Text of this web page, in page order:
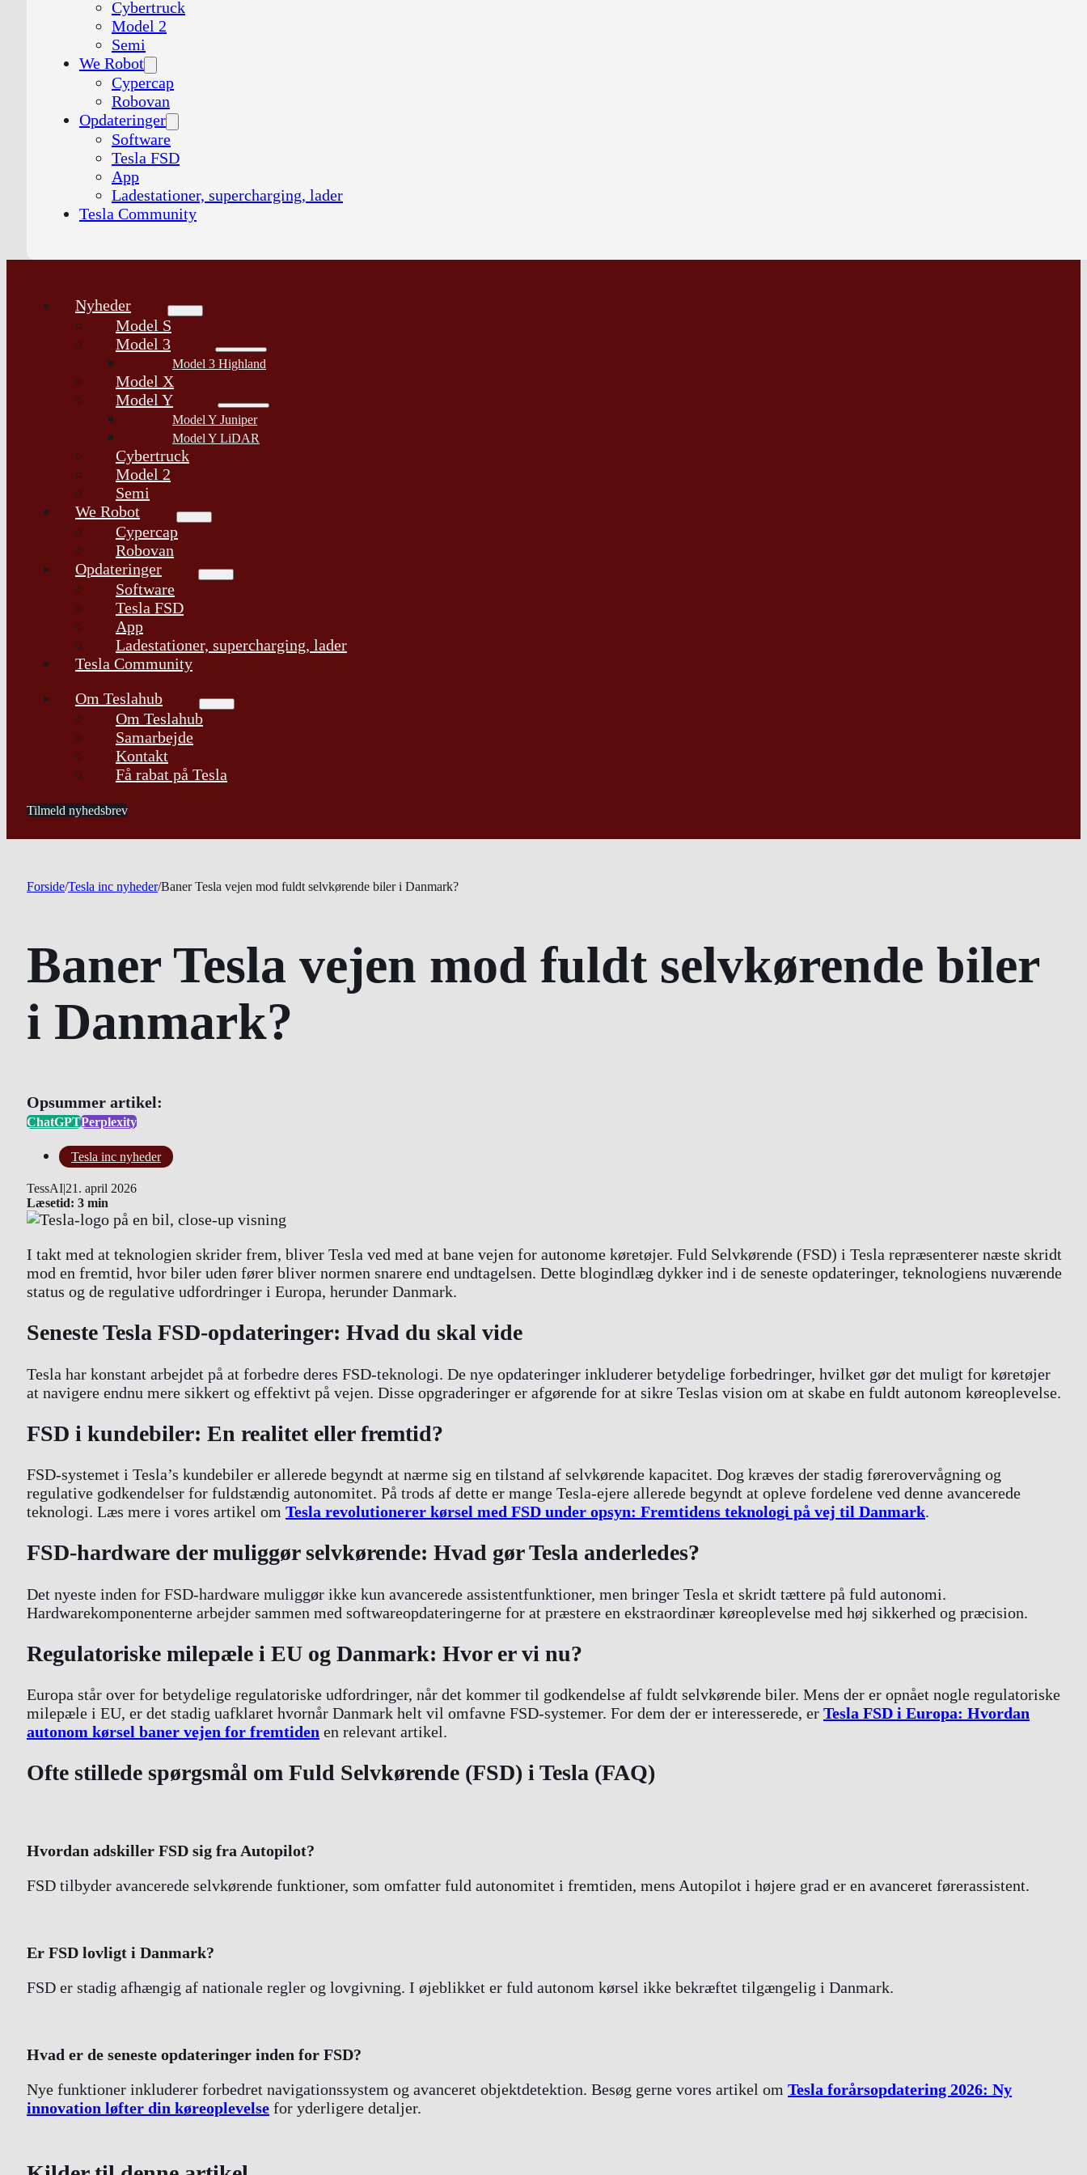
Cybertruck
Model 2
Semi
We Robot
Cypercap
Robovan
Opdateringer
Software
Tesla FSD
App
Ladestationer, supercharging, lader
Tesla Community
Nyheder
Model S
Model 3
Model 3 Highland
Model X
Model Y
Model Y Juniper
Model Y LiDAR
Cybertruck
Model 2
Semi
We Robot
Cypercap
Robovan
Opdateringer
Software
Tesla FSD
App
Ladestationer, supercharging, lader
Tesla Community
Om Teslahub
Om Teslahub
Samarbejde
Kontakt
Få rabat på Tesla
Tilmeld nyhedsbrev
Forside/Tesla inc nyheder/Baner Tesla vejen mod fuldt selvkørende biler i Danmark?
Baner Tesla vejen mod fuldt selvkørende biler
i Danmark?
Opsummer artikel:
ChatGPTPerplexity
Tesla inc nyheder
TessAI|21. april 2026
Læsetid: 3 min
I takt med at teknologien skrider frem, bliver Tesla ved med at bane vejen for autonome køretøjer. Fuld Selvkørende (FSD) i Tesla repræsenterer næste skridt
mod en fremtid, hvor biler uden fører bliver normen snarere end undtagelsen. Dette blogindlæg dykker ind i de seneste opdateringer, teknologiens nuværende
status og de regulative udfordringer i Europa, herunder Danmark.
Seneste Tesla FSD-opdateringer: Hvad du skal vide
Tesla har konstant arbejdet på at forbedre deres FSD-teknologi. De nye opdateringer inkluderer betydelige forbedringer, hvilket gør det muligt for køretøjer
at navigere endnu mere sikkert og effektivt på vejen. Disse opgraderinger er afgørende for at sikre Teslas vision om at skabe en fuldt autonom køreoplevelse.
FSD i kundebiler: En realitet eller fremtid?
FSD-systemet i Tesla’s kundebiler er allerede begyndt at nærme sig en tilstand af selvkørende kapacitet. Dog kræves der stadig førerovervågning og
regulative godkendelser for fuldstændig autonomitet. På trods af dette er mange Tesla-ejere allerede begyndt at opleve fordelene ved denne avancerede
teknologi. Læs mere i vores artikel om Tesla revolutionerer kørsel med FSD under opsyn: Fremtidens teknologi på vej til Danmark.
FSD-hardware der muliggør selvkørende: Hvad gør Tesla anderledes?
Det nyeste inden for FSD-hardware muliggør ikke kun avancerede assistentfunktioner, men bringer Tesla et skridt tættere på fuld autonomi.
Hardwarekomponenterne arbejder sammen med softwareopdateringerne for at præstere en ekstraordinær køreoplevelse med høj sikkerhed og præcision.
Regulatoriske milepæle i EU og Danmark: Hvor er vi nu?
Europa står over for betydelige regulatoriske udfordringer, når det kommer til godkendelse af fuldt selvkørende biler. Mens der er opnået nogle regulatoriske
milepæle i EU, er det stadig uafklaret hvornår Danmark helt vil omfavne FSD-systemer. For dem der er interesserede, er Tesla FSD i Europa: Hvordan
autonom kørsel baner vejen for fremtiden en relevant artikel.
Ofte stillede spørgsmål om Fuld Selvkørende (FSD) i Tesla (FAQ)
Hvordan adskiller FSD sig fra Autopilot?
FSD tilbyder avancerede selvkørende funktioner, som omfatter fuld autonomitet i fremtiden, mens Autopilot i højere grad er en avanceret førerassistent.
Er FSD lovligt i Danmark?
FSD er stadig afhængig af nationale regler og lovgivning. I øjeblikket er fuld autonom kørsel ikke bekræftet tilgængelig i Danmark.
Hvad er de seneste opdateringer inden for FSD?
Nye funktioner inkluderer forbedret navigationssystem og avanceret objektdetektion. Besøg gerne vores artikel om Tesla forårsopdatering 2026: Ny
innovation løfter din køreoplevelse for yderligere detaljer.